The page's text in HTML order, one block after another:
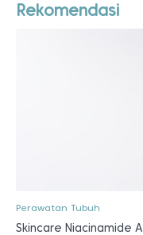
Rekomendasi
Perawatan Tubuh
Skincare Niacinamide